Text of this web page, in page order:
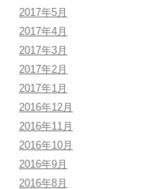
2017年5月
2017年4月
2017年3月
2017年2月
2017年1月
2016年12月
2016年11月
2016年10月
2016年9月
2016年8月